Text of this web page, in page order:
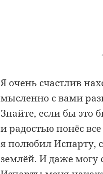
Я очень счастлив
мысленно с вами
Знайте, если бы это
и радостью понёс
я полюбил Испарту,
землёй. И даже могу